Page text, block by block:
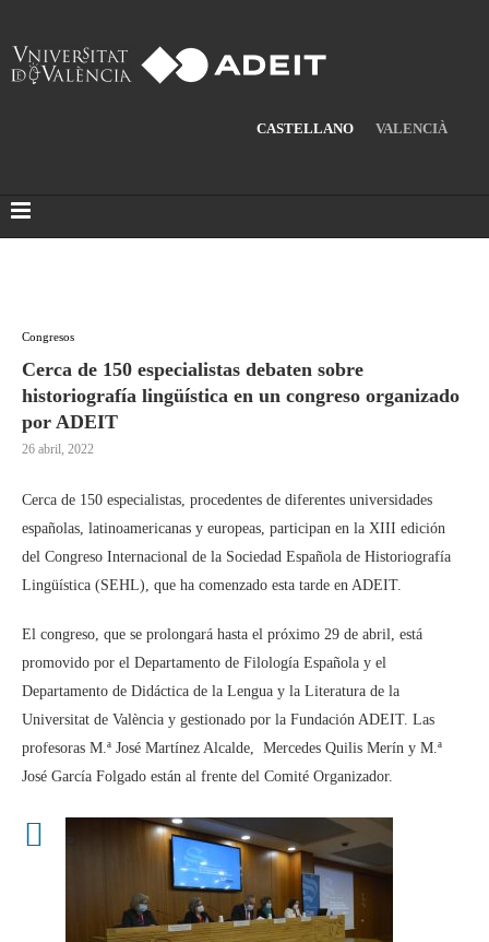
CASTELLANO VALENCIÀ
Congresos
Cerca de 150 especialistas debaten sobre
historiografía lingüística en un congreso organizado
por ADEIT
26 abril, 2022
Cerca de 150 especialistas, procedentes de diferentes universidades
españolas, latinoamericanas y europeas, participan en la XIII edición
del Congreso Internacional de la Sociedad Española de Historiografía
Lingüística (SEHL), que ha comenzado esta tarde en ADEIT.
El congreso, que se prolongará hasta el próximo 29 de abril, está
promovido por el Departamento de Filología Española y el
Departamento de Didáctica de la Lengua y la Literatura de la
Universitat de València y gestionado por la Fundación ADEIT. Las
profesoras M.ª José Martínez Alcalde, Mercedes Quilis Merín y M.ª
José García Folgado están al frente del Comité Organizador.